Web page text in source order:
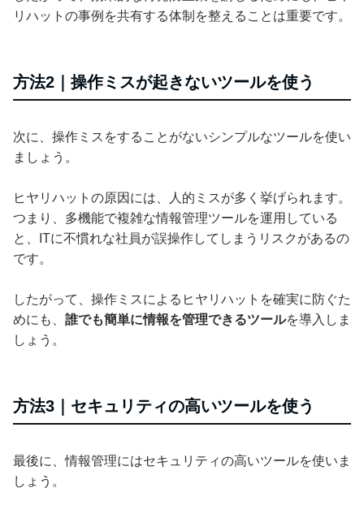
リハットの事例を共有する体制を整えることは重要です。
方法2｜操作ミスが起きないツールを使う
次に、操作ミスをすることがないシンプルなツールを使い
ましょう。
ヒヤリハットの原因には、人的ミスが多く挙げられます。
つまり、多機能で複雑な情報管理ツールを運用している
と、ITに不慣れな社員が誤操作してしまうリスクがあるの
です。
したがって、操作ミスによるヒヤリハットを確実に防ぐた
めにも、 誰でも簡単に情報を管理できるツールを導入しま
しょう。
方法3｜セキュリティの高いツールを使う
最後に、情報管理にはセキュリティの高いツールを使いま
しょう。